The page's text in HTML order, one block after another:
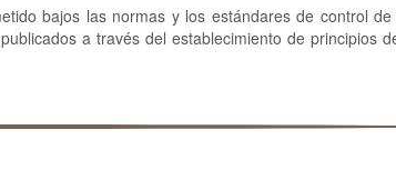
bajos las normas y los estándares de control de
a través del establecimiento de principios